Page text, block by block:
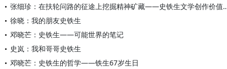
张细珍：在扶轮问路的征途
徐晓：我的朋友史铁生
邓晓芒：史铁生——可能世界的笔记
史岚：我和哥哥史铁生
邓晓芒：史铁生的哲学——铁生67岁生日